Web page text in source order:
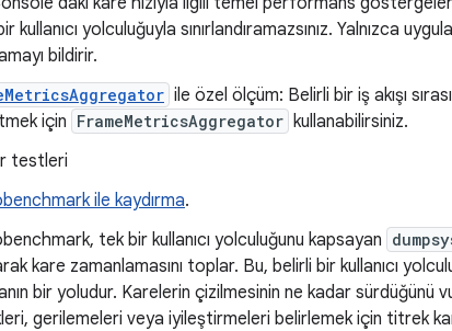
kullanıcı yolculuğuyla sınırlandıramazsınız. Yalnızca
bildirir.
ile özel ölçüm: Belirli bir iş akışı
için FrameMetricsAggregator kullanabilirsiniz.
testleri
ile kaydırma.
tek bir kullanıcı yolculuğunu kapsayan
kare zamanlamasını toplar. Bu, belirli bir kullanıcı
bir yoludur. Karelerin çizilmesinin ne kadar sürdüğünü
gerilemeleri veya iyileştirmeleri belirlemek için titrek